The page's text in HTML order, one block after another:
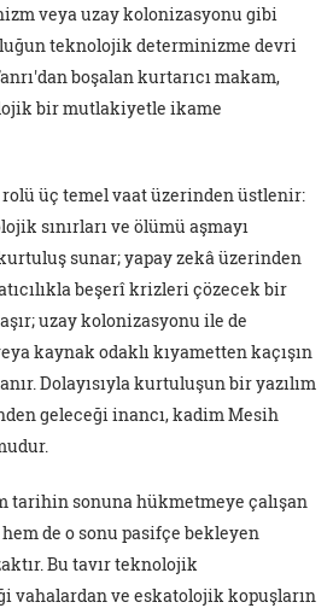
veya uzay kolonizasyonu gibi
teknolojik determinizme devri
boşalan kurtarıcı makam,
bir mutlakiyetle ikame
üç temel vaat üzerinden üstlenir:
sınırları ve ölümü aşmayı
sunar; yapay zekâ üzerinden
beşerî krizleri çözecek bir
uzay kolonizasyonu ile de
kaynak odaklı kıyametten kaçışın
Dolayısıyla kurtuluşun bir yazılım
geleceği inancı, kadim Mesih
tarihin sonuna hükmetmeye çalışan
de o sonu pasifçe bekleyen
Bu tavır teknolojik
vahalardan ve eskatolojik kopuşların